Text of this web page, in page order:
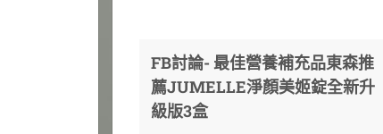
FB討論- 最佳營養補充品東森推
薦JUMELLE淨顏美姬錠全新升
級版3盒